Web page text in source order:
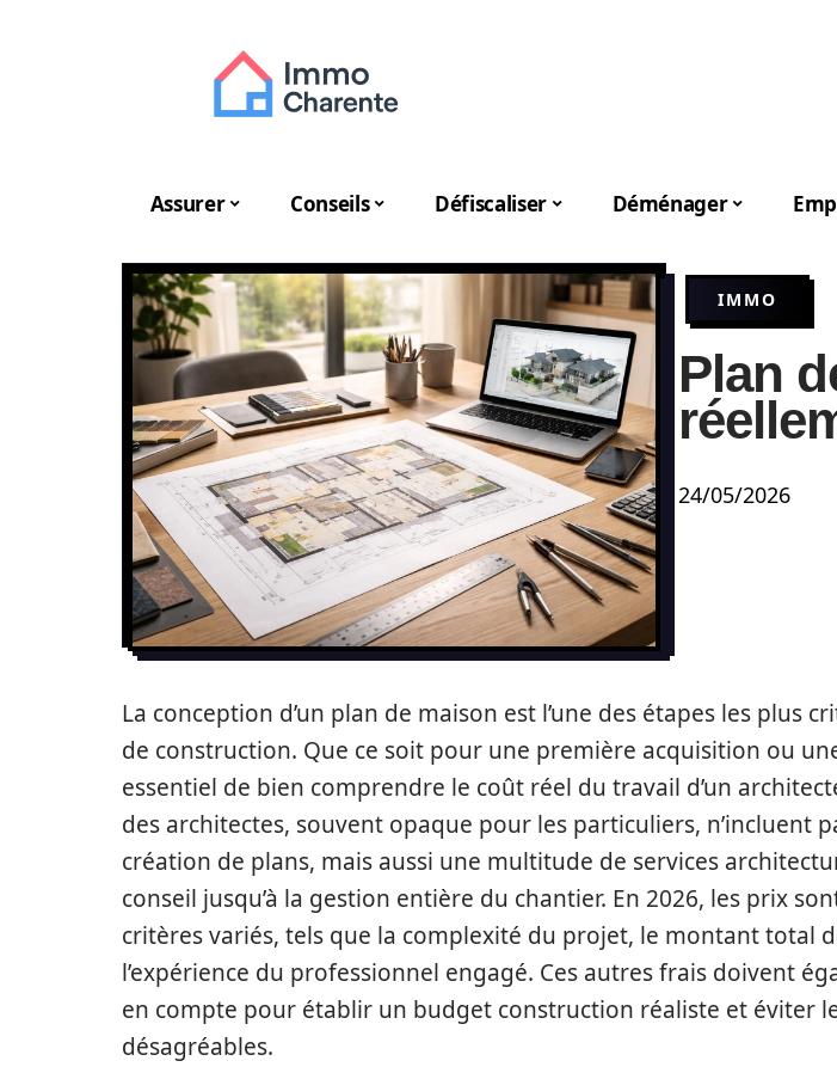
Assurer Conseils Défiscaliser Déménager
IMMO
Plan
24/05/2026
La conception d’un plan de maison est l’une des étapes les plus
de construction. Que ce soit pour une première acquisition ou
essentiel de bien comprendre le coût réel du travail d’un
des architectes, souvent opaque pour les particuliers, n’incluent
création de plans, mais aussi une multitude de services
conseil jusqu’à la gestion entière du chantier. En 2026, les prix
critères variés, tels que la complexité du projet, le montant total
l’expérience du professionnel engagé. Ces autres frais doivent
en compte pour établir un budget construction réaliste et éviter
désagréables.